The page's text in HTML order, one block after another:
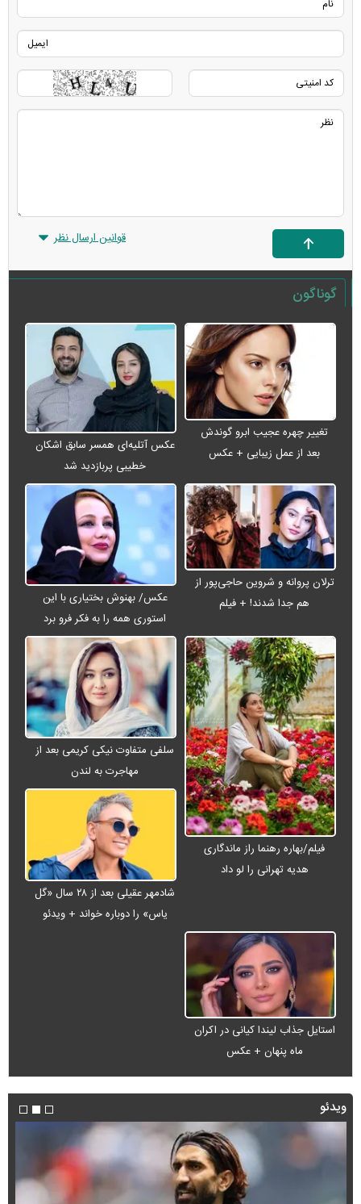
قوانین ارسال نظر
گوناگون
تغییر چهره عجیب ابرو گوندش
بعد از عمل زیبایی + عکس
عکس آتلیه‌ای همسر سابق اشکان
خطیبی پربازدید شد
ترلان پروانه و شروین حاجی‌پور از
هم جدا شدند! + فیلم
عکس/ بهنوش بختیاری با این
استوری همه را به فکر فرو برد
فیلم/بهاره رهنما راز ماندگاری
هدیه تهرانی را لو داد
سلفی متفاوت نیکی کریمی بعد از
مهاجرت به لندن
شادمهر عقیلی بعد از ۲۸ سال «گل
یاس» را دوباره خواند + ویدئو
استایل جذاب لیندا کیانی در اکران
ماه پنهان + عکس
ویدئو